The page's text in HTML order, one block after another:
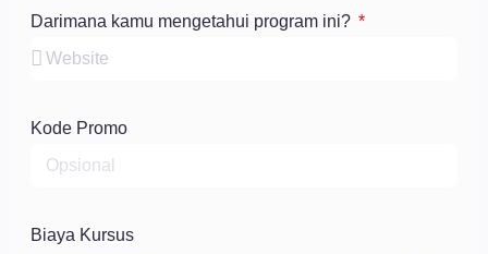
Darimana kamu mengetahui program ini?
Kode Promo
Biaya Kursus